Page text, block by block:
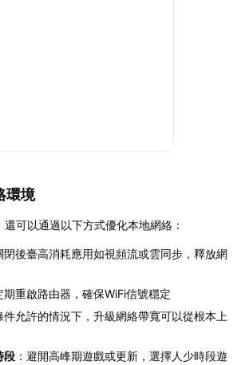
環境
可以通過以下方式優化本地網絡：
閉後臺高消耗應用如視頻流或雲同步，釋放網
期重啟路由器，確保WiFi信號穩定
件允許的情況下，升級網絡帶寬可以從根本上
段 ：避開高峰期遊戲或更新，選擇人少時段遊